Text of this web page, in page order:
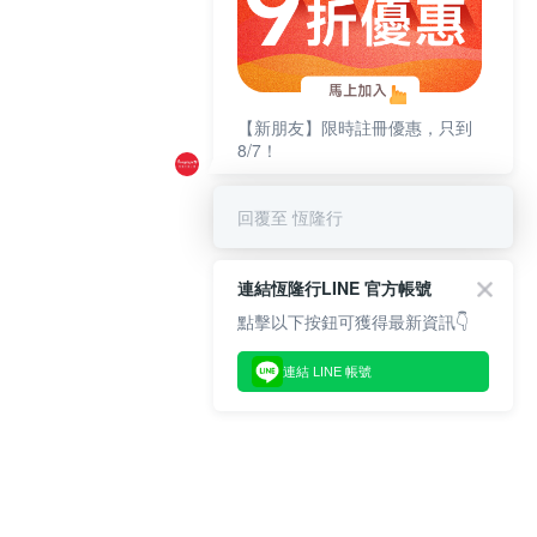
【新朋友】限時註冊優惠，只到
8/7！
回覆至 恆隆行
連結恆隆行LINE 官方帳號
點擊以下按鈕可獲得最新資訊👇
連結 LINE 帳號